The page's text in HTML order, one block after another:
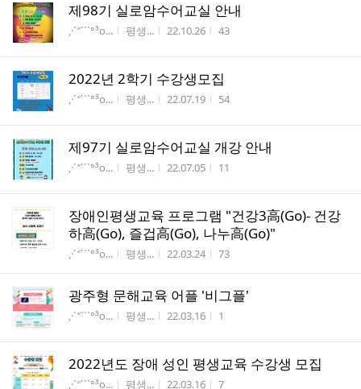
제98기 실로암수어교실 안내
게시판명
,·´″```°³о... 작성자
평생... 작성시간
22.10.26 조회수
43
2022년 2학기 수강생모집
게시판명
,·´″```°³о... 작성자
평생... 작성시간
22.07.19 조회수
54
제97기 실로암수어교실 개강 안내
게시판명
,·´″```°³о... 작성자
평생... 작성시간
22.07.05 조회수
11
장애인평생교육 프로그램 "건강3高(Go)- 건강
하高(Go), 즐겁高(Go), 나누高(Go)"
게시판명
,·´″```°³о... 작성자
평생... 작성시간
22.03.24 조회수
73
광주형 문해교육 어플 '비그플'
게시판명
,·´″```°³о... 작성자
평생... 작성시간
22.03.16 조회수
1
2022년도 장애 성인 평생교육 수강생 모집
게시판명
,·´″```°³о... 작성자
평생... 작성시간
22.03.16 조회수
7